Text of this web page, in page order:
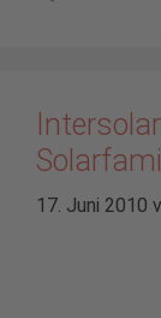
17. Juni 2010